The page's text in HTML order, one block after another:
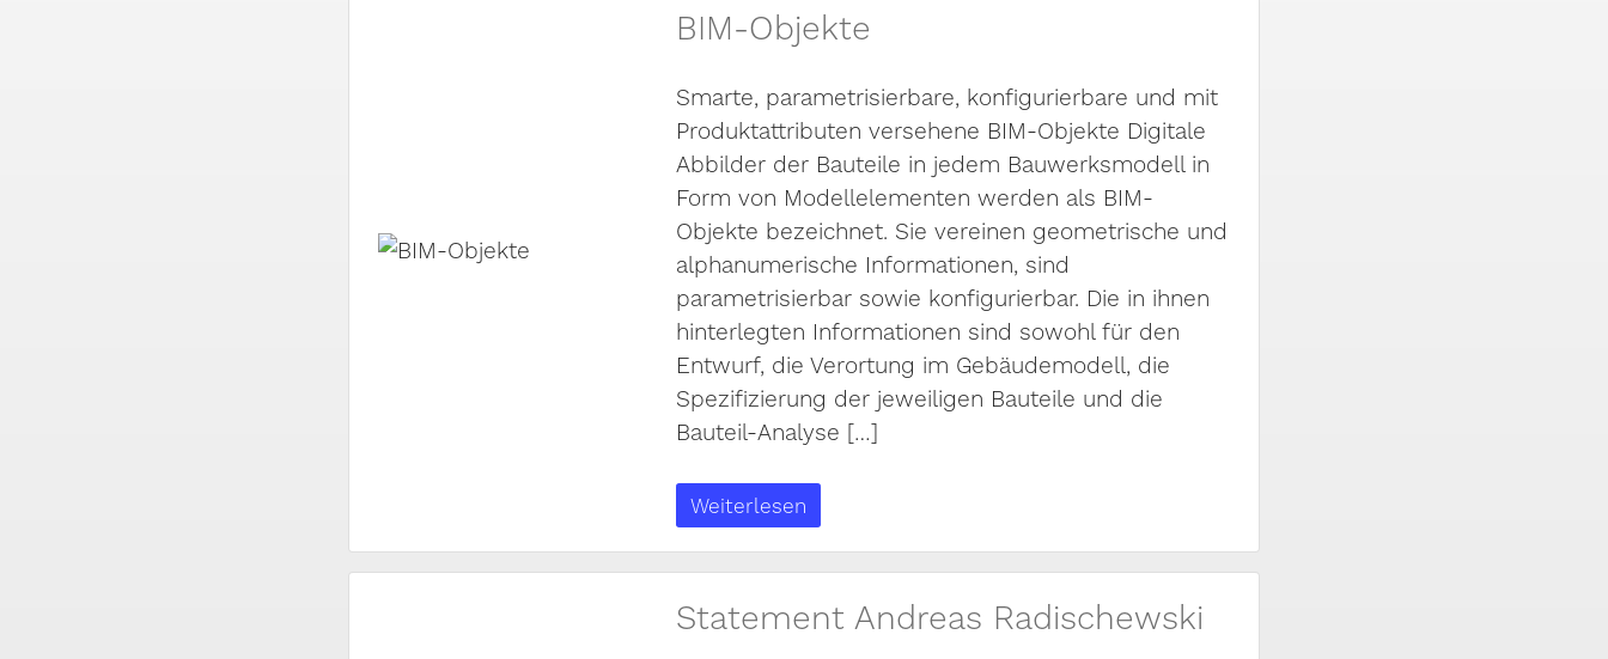
BIM-Objekte
Smarte, parametrisierbare, konfigurierbare und mit
Produktattributen versehene BIM-Objekte Digitale
Abbilder der Bauteile in jedem Bauwerksmodell in
Form von Modellelementen werden als BIM-
Objekte bezeichnet. Sie vereinen geometrische und
alphanumerische Informationen, sind
parametrisierbar sowie konfigurierbar. Die in ihnen
hinterlegten Informationen sind sowohl für den
Entwurf, die Verortung im Gebäudemodell, die
Spezifizierung der jeweiligen Bauteile und die
Bauteil-Analyse […]
Weiterlesen
Statement Andreas Radischewski